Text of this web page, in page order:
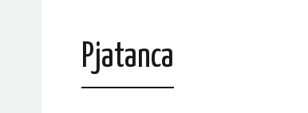
Pjatanca